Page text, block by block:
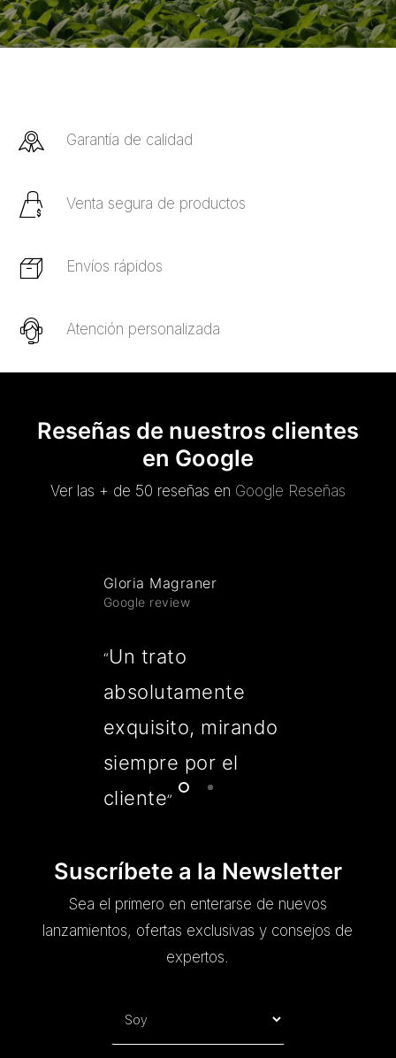
Garantía de calidad
Venta segura de productos
Envíos rápidos
Atención personalizada
Reseñas de nuestros clientes
en Google
Ver las + de 50 reseñas en Google Reseñas
Gloria Magraner
Google review
“Un trato
absolutamente
exquisito, mirando
siempre por el
cliente”
Suscríbete a la Newsletter
Sea el primero en enterarse de nuevos
lanzamientos, ofertas exclusivas y consejos de
expertos.